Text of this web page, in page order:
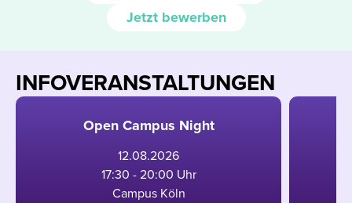
Jetzt bewerben
INFOVERANSTALTUNGEN
Open Campus Night
12.08.2026
17:30 - 20:00 Uhr
Campus Köln